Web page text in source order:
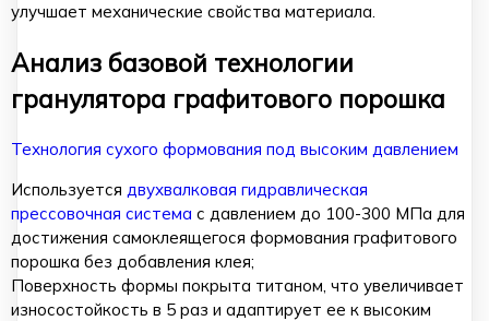
улучшает механические свойства материала.
Анализ базовой технологии
гранулятора графитового порошка
Технология сухого формования под высоким давлением
Используется двухвалковая гидравлическая
прессовочная система с давлением до 100-300 МПа для
достижения самоклеящегося формования графитового
порошка без добавления клея;
Поверхность формы покрыта титаном, что увеличивает
износостойкость в 5 раз и адаптирует ее к высоким